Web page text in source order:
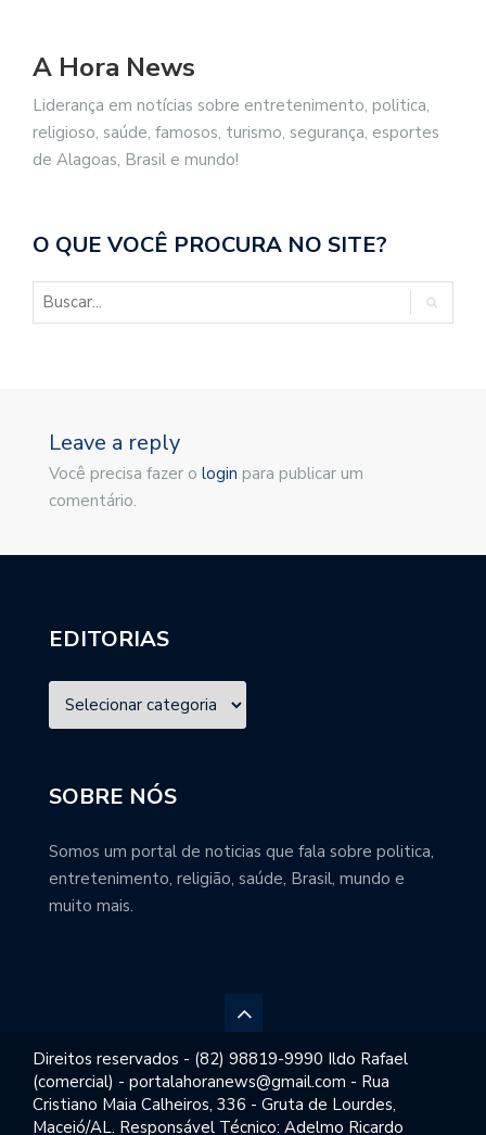
A Hora News
Liderança em notícias sobre entretenimento, politica,
religioso, saúde, famosos, turismo, segurança, esportes
de Alagoas, Brasil e mundo!
O QUE VOCÊ PROCURA NO SITE?
Leave a reply
Você precisa fazer o login para publicar um
comentário.
EDITORIAS
SOBRE NÓS
Somos um portal de noticias que fala sobre politica,
entretenimento, religião, saúde, Brasil, mundo e
muito mais.
Direitos reservados - (82) 98819-9990 Ildo Rafael
(comercial) - portalahoranews@gmail.com - Rua
Cristiano Maia Calheiros, 336 - Gruta de Lourdes,
Maceió/AL. Responsável Técnico: Adelmo Ricardo